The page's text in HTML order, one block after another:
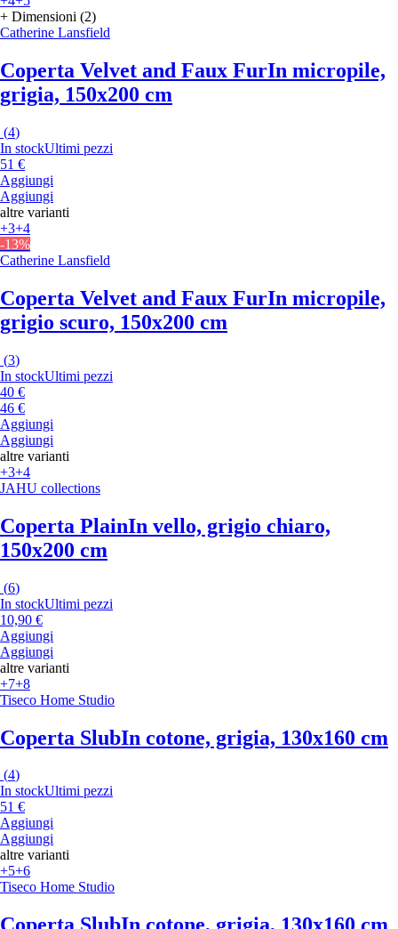
+ Dimensioni (2)
Catherine Lansfield
Coperta Velvet and Faux FurIn micropile,
grigia, 150x200 cm
(4)
In stockUltimi pezzi
51 €
Aggiungi
Aggiungi
altre varianti
+3+4
-13%
Catherine Lansfield
Coperta Velvet and Faux FurIn micropile,
grigio scuro, 150x200 cm
(3)
In stockUltimi pezzi
40 €
46 €
Aggiungi
Aggiungi
altre varianti
+3+4
JAHU collections
Coperta PlainIn vello, grigio chiaro,
150x200 cm
(6)
In stockUltimi pezzi
10,90 €
Aggiungi
Aggiungi
altre varianti
+7+8
Tiseco Home Studio
Coperta SlubIn cotone, grigia, 130x160 cm
(4)
In stockUltimi pezzi
51 €
Aggiungi
Aggiungi
altre varianti
+5+6
Tiseco Home Studio